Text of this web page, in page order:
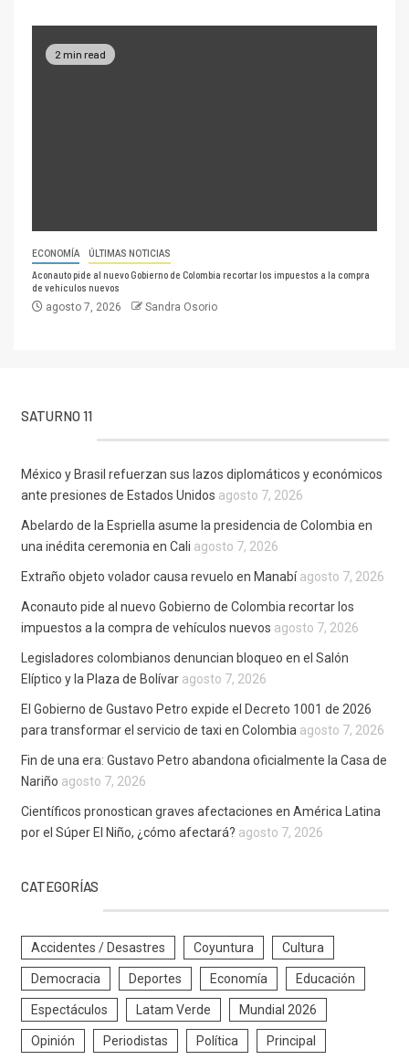
2 min read
ECONOMÍA ÚLTIMAS NOTICIAS
Aconauto pide al nuevo Gobierno de Colombia recortar los impuestos a la compra
de vehículos nuevos
agosto 7, 2026 Sandra Osorio
SATURNO 11
México y Brasil refuerzan sus lazos diplomáticos y económicos
ante presiones de Estados Unidos agosto 7, 2026
Abelardo de la Espriella asume la presidencia de Colombia en
una inédita ceremonia en Cali agosto 7, 2026
Extraño objeto volador causa revuelo en Manabí agosto 7, 2026
Aconauto pide al nuevo Gobierno de Colombia recortar los
impuestos a la compra de vehículos nuevos agosto 7, 2026
Legisladores colombianos denuncian bloqueo en el Salón
Elíptico y la Plaza de Bolívar agosto 7, 2026
El Gobierno de Gustavo Petro expide el Decreto 1001 de 2026
para transformar el servicio de taxi en Colombia agosto 7, 2026
Fin de una era: Gustavo Petro abandona oficialmente la Casa de
Nariño agosto 7, 2026
Científicos pronostican graves afectaciones en América Latina
por el Súper El Niño, ¿cómo afectará? agosto 7, 2026
CATEGORÍAS
Accidentes / Desastres Coyuntura Cultura
Democracia Deportes Economía Educación
Espectáculos Latam Verde Mundial 2026
Opinión Periodistas Política Principal